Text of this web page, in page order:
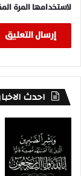
لاستخدامها المرة
احدث